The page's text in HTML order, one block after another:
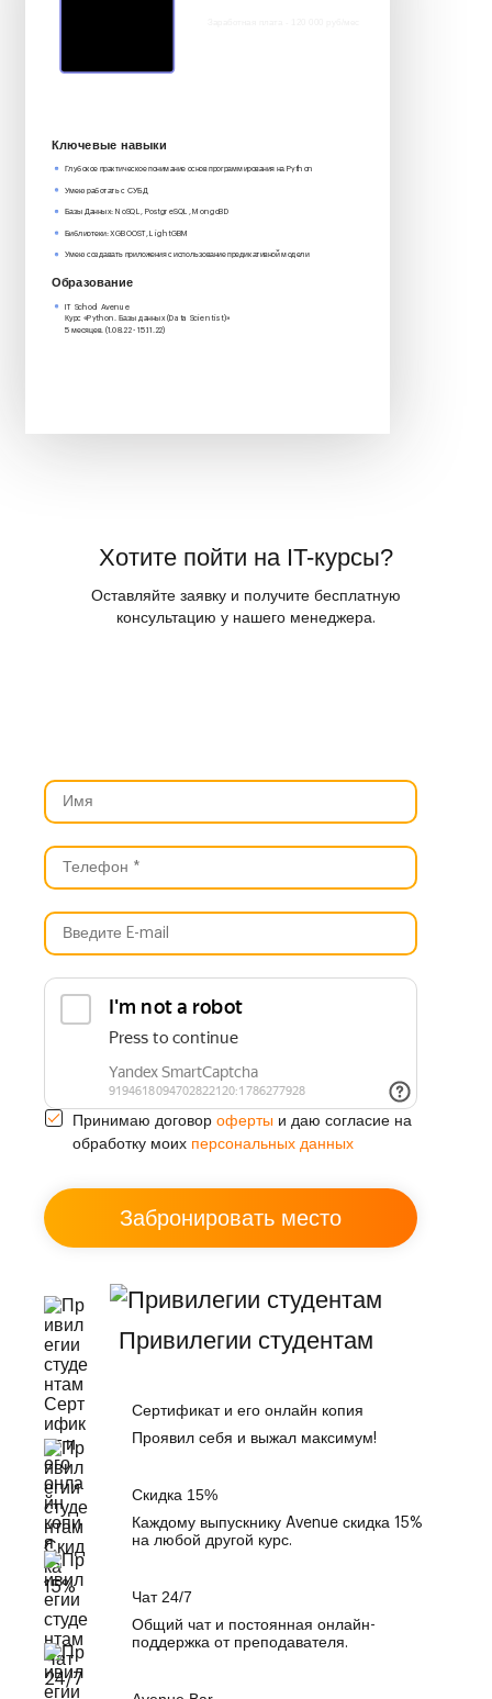
Ключевые навыки
Глубокое практическое понимание основ программирования на Python
Умею работать с СУБД
Базы Данных: NoSQL, PostgreSQL, MongoBD
Библиотеки: XGBOOST, LightGBM
Умею создавать приложения с использование предикативной модели
Образование
IT School Avenue
Курс «Python. Базы данных (Data Scientist)»‎
5 месяцев. (1.08.22 - 15.11.22)
Хотите пойти на IT-курсы?
Оставляйте заявку и получите бесплатную
консультацию у нашего менеджера.
Принимаю договор оферты и даю согласие на
обработку моих персональных данных
Привилегии студентам
Сертификат и его онлайн копия
Проявил себя и выжал максимум!
Скидка 15%
Каждому выпускнику Avenue скидка 15%
на любой другой курс.
Чат 24/7
Общий чат и постоянная онлайн-
поддержка от преподавателя.